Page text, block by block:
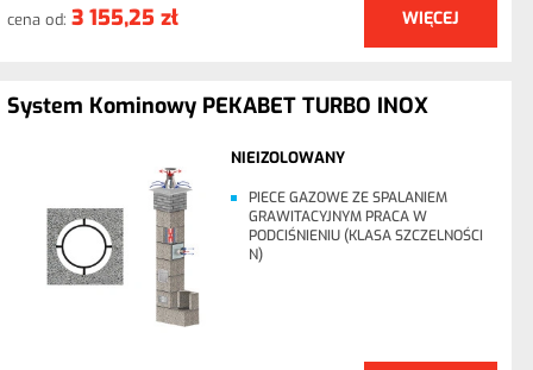
cena od: 3 155,25 zł WIĘCEJ
System Kominowy PEKABET TURBO INOX
NIEIZOLOWANY
PIECE GAZOWE ZE SPALANIEM
GRAWITACYJNYM PRACA W
PODCIŚNIENIU (KLASA SZCZELNOŚCI
N)